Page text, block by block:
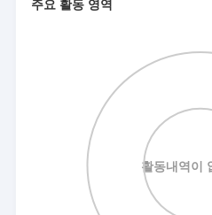
주요 활동 영역